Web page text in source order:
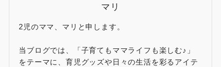
マリ
2児のママ、マリと申します。
当ブログでは、「子育てもママライフも楽しむ♪」
をテーマに、育児グッズや日々の生活を彩るアイテ